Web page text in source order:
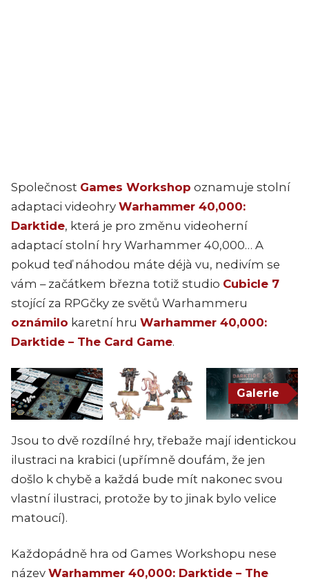
Společnost Games Workshop oznamuje stolní
adaptaci videohry Warhammer 40,000:
Darktide, která je pro změnu videoherní
adaptací stolní hry Warhammer 40,000… A
pokud teď náhodou máte déjà vu, nedivím se
vám – začátkem března totiž studio Cubicle 7
stojící za RPGčky ze světů Warhammeru
oznámilo karetní hru Warhammer 40,000:
Darktide – The Card Game.
Galerie
Jsou to dvě rozdílné hry, třebaže mají identickou
ilustraci na krabici (upřímně doufám, že jen
došlo k chybě a každá bude mít nakonec svou
vlastní ilustraci, protože by to jinak bylo velice
matoucí).
Každopádně hra od Games Workshopu nese
název Warhammer 40,000: Darktide – The